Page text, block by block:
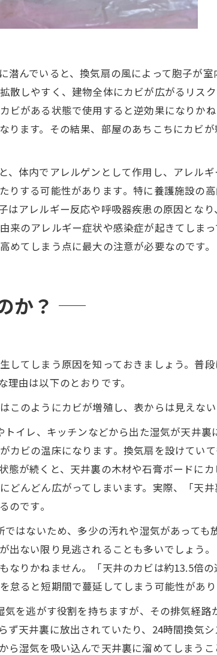
んでいると、換気扇の風によって胞子が
散しやすく、建物全体にカビが広がるリス
ビがある状態で使用すると逆効果になりか
ます。その結果、部屋のあちこちにカビ
体内でアレルゲンとして作用し、アレル
する可能性があります​。特に養護施設の
アレルギー反応や呼吸器疾患の原因とな
のアレルギー症状や感染症が起きてしま
てしまう点に最大の注意が必要なのです。
か？
してしまう原因を知っておきましょう。普
由は以下のとおりです。
のようにカビが増殖し、表からは見えな
イレ、キッチンなどから出た湿気が天井
ビの温床になります​。換気扇を設けてい
が続くと、天井裏の木材や石膏ボードに
んどん広がってしまいます。実際、「天
のです​。
はないため、多少の汚れや湿気があっても
出ない限り見逃されることも多いでしょう
りかねません。「天井のカビは約13.5倍
ると短期間で蔓延してしまう可能性があり
を逃がす役割を持ちますが、その排気経路
天井裏に放出されていたり、24時間換気
ら湿気を吸い込んで天井裏に溜めてしまう